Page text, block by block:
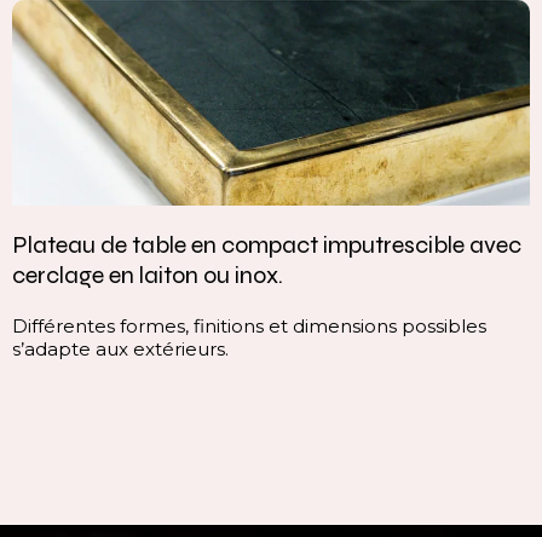
de table en compact imputrescible avec
en laiton ou inox.
formes, finitions et dimensions possibles
aux extérieurs.